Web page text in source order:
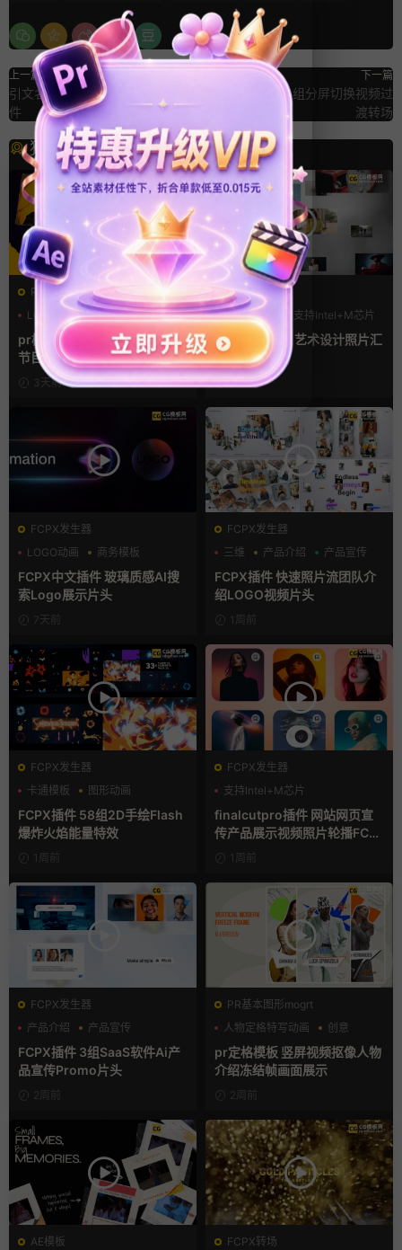
上一篇
引文名言简约线条常用fcpx字幕插
件
下一篇
pr转场模板 16组分屏切换视频过
渡转场
猜你喜欢
PR基本图形mogrt
LOGO动画
PR基本图形
复古风
pr模板 做旧撕纸拼贴风格播客
节目开场介绍动态宣传动画PR
模版3天前
FCPX发生器
LOGO动画
支持Intel+M芯片
汇聚
fcpx片头插件 艺术设计照片汇
聚LOGO动画
4天前
FCPX发生器
LOGO动画
商务模板
支持Intel+M芯片
FCPX中文插件 玻璃质感AI搜
索Logo展示片头
7天前
FCPX发生器
三维
产品介绍 产品宣传
FCPX插件 快速照片流团队介
绍LOGO视频片头
1周前
FCPX发生器
卡通模板
图形动画
手绘风
FCPX插件 58组2D手绘Flash
爆炸火焰能量特效
1周前
FCPX发生器
支持Intel+M芯片
finalcutpro插件 网站网页宣
传产品展示视频照片轮播FCP
X插件1周前
FCPX发生器
产品介绍
产品宣传
产品展示
FCPX插件 3组SaaS软件Ai产
品宣传Promo片头
2周前
PR基本图形mogrt
人物定格特写动画
创意
动态海报
pr定格模板 竖屏视频抠像人物
介绍冻结帧画面展示
2周前
AE模板
FCPX转场